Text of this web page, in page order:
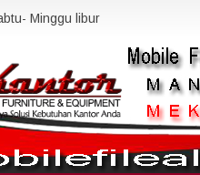
Minggu libur